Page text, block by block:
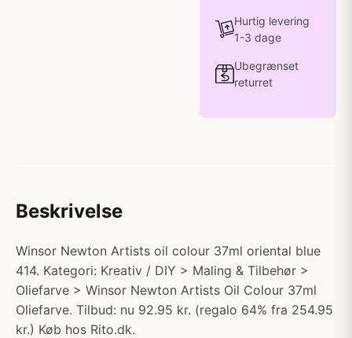
Hurtig levering
1-3 dage
Ubegrænset
returret
Beskrivelse
Winsor Newton Artists oil colour 37ml oriental blue
414. Kategori: Kreativ / DIY > Maling & Tilbehør >
Oliefarve > Winsor Newton Artists Oil Colour 37ml
Oliefarve. Tilbud: nu 92.95 kr. (regalo 64% fra 254.95
kr.) Køb hos Rito.dk.